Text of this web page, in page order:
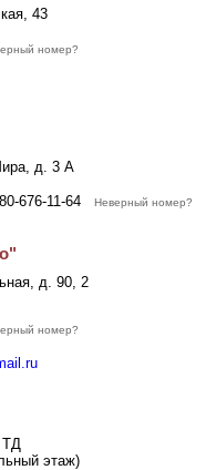
43
номер?
д. 3 А
676-11-64 Неверный номер?
д. 90, 2
номер?
ТД
этаж)